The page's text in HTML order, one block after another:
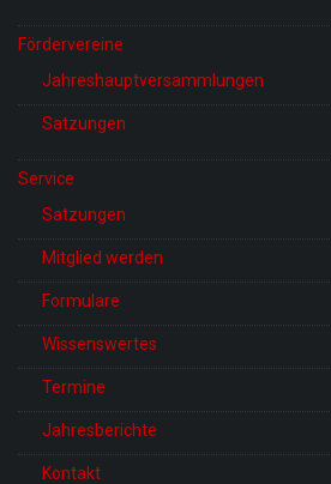
Fördervereine
Jahreshauptversammlungen
Satzungen
Service
Satzungen
Mitglied werden
Formulare
Wissenswertes
Termine
Jahresberichte
Kontakt